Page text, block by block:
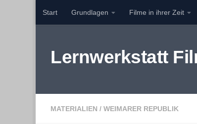
Zum Inhalt springen
Start Grundlagen Filme in ihrer Zeit
Lernwerkstatt
MATERIALIEN / WEIMARER REPUBLIK